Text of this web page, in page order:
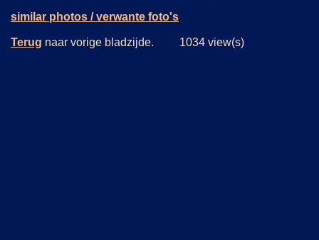
similar photos / verwante foto's
Terug naar vorige bladzijde. 1034 view(s)